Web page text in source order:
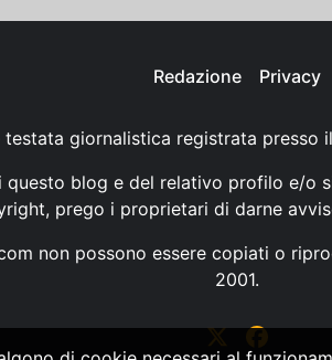
Redazione Privacy
testata giornalistica registrata presso
questo blog e del relativo profilo e/o
prego i proprietari di darne
non possono essere copiati o
2001.